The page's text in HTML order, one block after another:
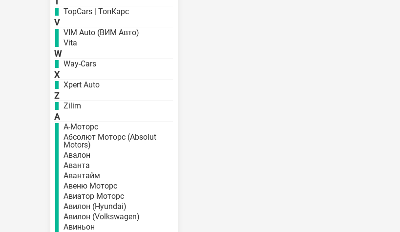
TopCars | ТопКарс
V
VIM Auto (ВИМ Авто)
Vita
W
Way-Cars
X
Xpert Auto
Z
Zilim
А
А-Моторс
Абсолют Моторс (Absolut
Motors)
Авалон
Аванта
Авантайм
Авеню Моторс
Авиатор Моторс
Авилон (Hyundai)
Авилон (Volkswagen)
Авиньон